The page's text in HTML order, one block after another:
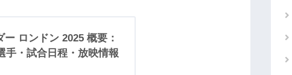
ロンドン 2025 概要：
手・試合日程・放映情報